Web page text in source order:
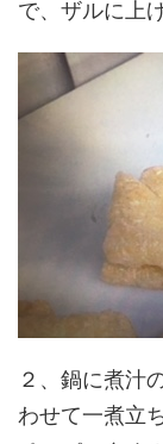
で、ザルに上
２、鍋に煮汁
わせて一煮立